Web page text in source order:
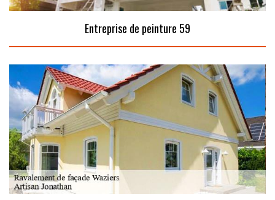
Entreprise de peinture 59